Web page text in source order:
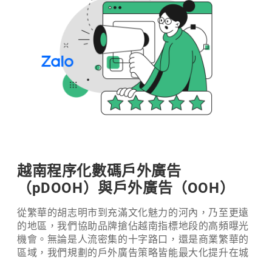
越南程序化數碼戶外廣告
（pDOOH）與戶外廣告（OOH）
從繁華的胡志明市到充滿文化魅力的河內，乃至更遠
的地區，我們協助品牌搶佔越南指標地段的高頻曝光
機會。無論是人流密集的十字路口，還是商業繁華的
區域，我們規劃的戶外廣告策略皆能最大化提升在城